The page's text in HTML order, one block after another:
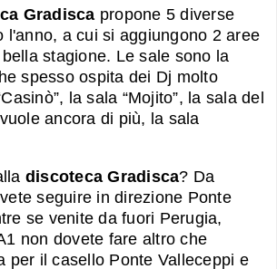
Gradisca propone 5 diverse
l'anno, a cui si aggiungono 2 aree
stagione. Le sale sono la
spesso ospita dei Dj molto
la sala “Mojito”, la sala del
ancora di più, la sala
discoteca Gradisca? Da
seguire in direzione Ponte
se venite da fuori Perugia,
non dovete fare altro che
per il casello Ponte Valleceppi e